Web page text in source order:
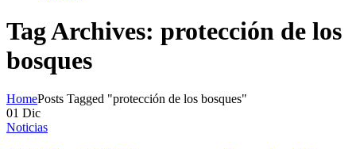
Tag Archives: protección de los
bosques
HomePosts Tagged "protección de los bosques"
01 Dic
Noticias